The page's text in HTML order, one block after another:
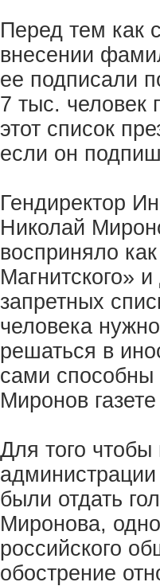
Перед тем как
внесении
ее подписали
7 тыс. человек
этот список
если он
Гендиректор
Николай
восприняло
Магнитского»
запретных
человека
решаться в
сами способны
Миронов
Для того
были отдать
Миронова,
российского
обострение